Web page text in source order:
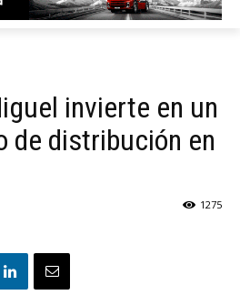
invierte en un
de distribución en
1275